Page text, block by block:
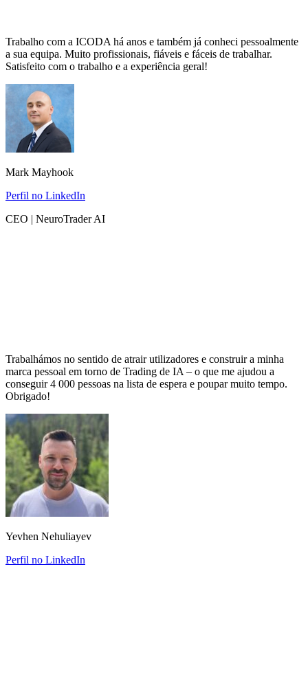
Trabalho com a ICODA há anos e também já conheci pessoalmente
a sua equipa. Muito profissionais, fiáveis e fáceis de trabalhar.
Satisfeito com o trabalho e a experiência geral!
Mark Mayhook
Perfil no LinkedIn
CEO | NeuroTrader AI
Trabalhámos no sentido de atrair utilizadores e construir a minha
marca pessoal em torno de Trading de IA – o que me ajudou a
conseguir 4 000 pessoas na lista de espera e poupar muito tempo.
Obrigado!
Yevhen Nehuliayev
Perfil no LinkedIn